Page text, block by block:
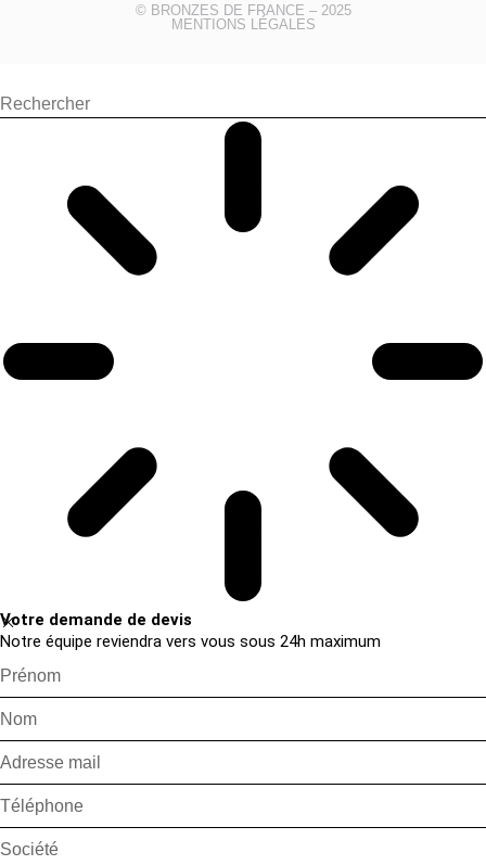
© BRONZES DE FRANCE – 2025
MENTIONS LÉGALES
Votre demande de devis
Notre équipe reviendra vers vous sous 24h maximum